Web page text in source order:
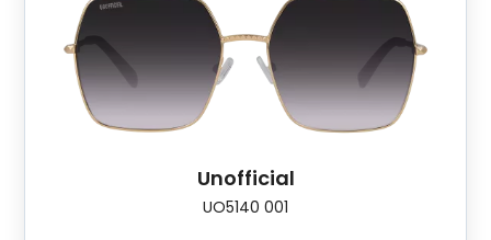
Unofficial
UO5140 001